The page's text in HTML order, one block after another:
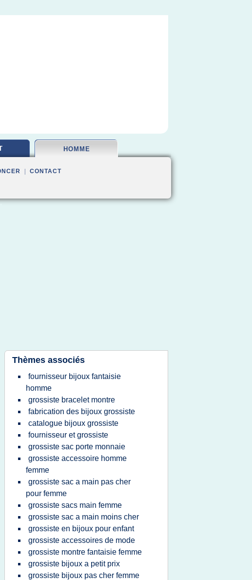
HOMME
CONTACT
Thèmes associés
fournisseur bijoux fantaisie
homme
grossiste bracelet montre
fabrication des bijoux grossiste
catalogue bijoux grossiste
fournisseur et grossiste
grossiste sac porte monnaie
grossiste accessoire homme
femme
grossiste sac a main pas cher
pour femme
grossiste sacs main femme
grossiste sac a main moins cher
grossiste en bijoux pour enfant
grossiste accessoires de mode
grossiste montre fantaisie femme
grossiste bijoux a petit prix
grossiste bijoux pas cher femme